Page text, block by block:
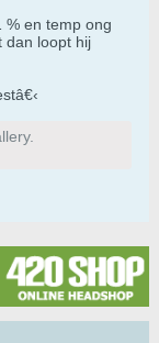
% en temp ong
dan loopt hij